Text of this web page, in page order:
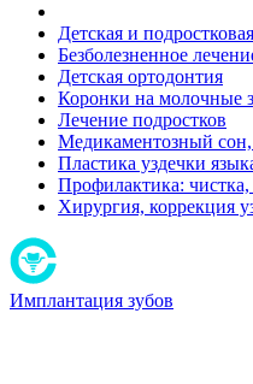
Детская и
Безболезненное
Детская ортодонтия
Коронки на молочные
Лечение подростков
Медикаментозный сон,
Пластика уздечки
Профилактика:
Хирургия, коррекция
Имплантация зубов